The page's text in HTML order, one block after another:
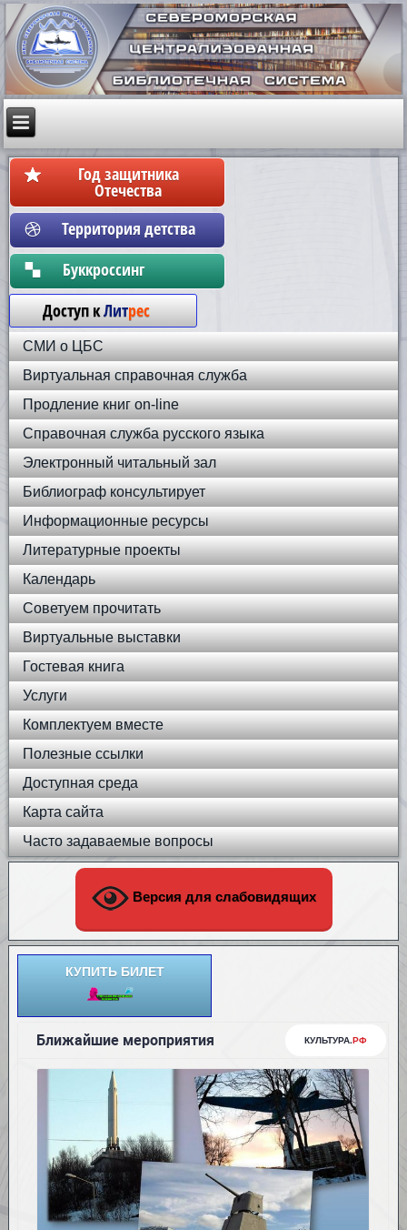
Год защитника
Отечества
Территория детства
Бyккpoccинг
Доступ кЛитрес
СМИ о ЦБС
Виртуальная справочная служба
Продление книг on-line
Справочная служба русского языка
Электронный читальный зал
Библиограф консультирует
Информационные ресурсы
Литературные проекты
Календарь
Советуем прочитать
Виртуальные выставки
Гостевая книга
Услуги
Комплектуем вместе
Полезные ссылки
Доступная среда
Карта сайта
Часто задаваемые вопросы
Версия для слабовидящих
КУПИТЬ БИЛЕТ